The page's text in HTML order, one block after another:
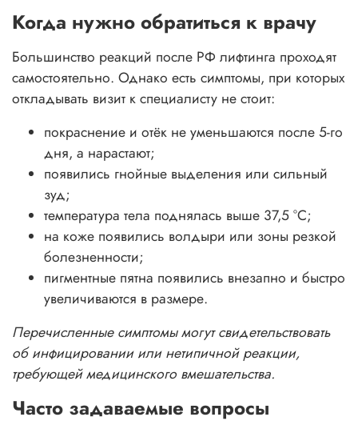
Когда нужно обратиться к врачу
Большинство реакций после РФ лифтинга проходят
самостоятельно. Однако есть симптомы, при которых
откладывать визит к специалисту не стоит:
покраснение и отёк не уменьшаются после 5-го
дня, а нарастают;
появились гнойные выделения или сильный
зуд;
температура тела поднялась выше 37,5 °С;
на коже появились волдыри или зоны резкой
болезненности;
пигментные пятна появились внезапно и быстро
увеличиваются в размере.
Перечисленные симптомы могут свидетельствовать
об инфицировании или нетипичной реакции,
требующей медицинского вмешательства.
Часто задаваемые вопросы